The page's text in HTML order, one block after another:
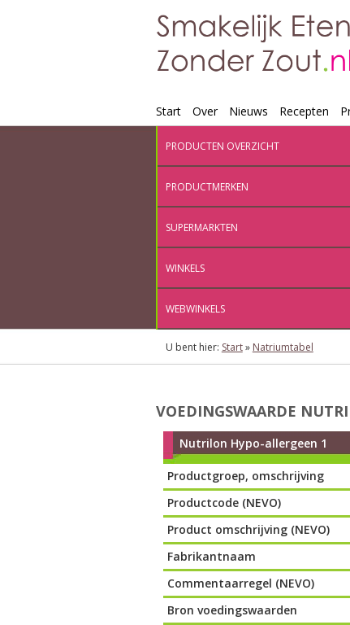
Start Over Nieuws Recepten
PRODUCTEN OVERZICHT
PRODUCTMERKEN
SUPERMARKTEN
WINKELS
WEBWINKELS
U bent hier: Start» Natriumtabel
VOEDINGSWAARDE
Nutrilon Hypo-allergeen 1
Productgroep, omschrijving
Productcode (NEVO)
Product omschrijving (NEVO)
Fabrikantnaam
Commentaarregel (NEVO)
Bron voedingswaarden